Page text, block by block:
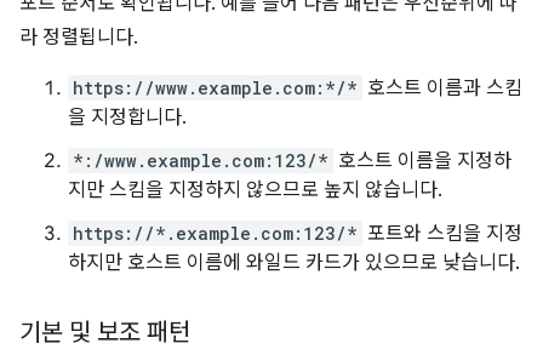
라 정렬됩니다.
https://www.example.com:*/* 호스트 이름과 스킴
을 지정합니다.
*:/www.example.com:123/* 호스트 이름을 지정하
지만 스킴을 지정하지 않으므로 높지 않습니다.
https://*.example.com:123/* 포트와 스킴을 지정
하지만 호스트 이름에 와일드 카드가 있으므로 낮습니다.
기본 및 보조 패턴